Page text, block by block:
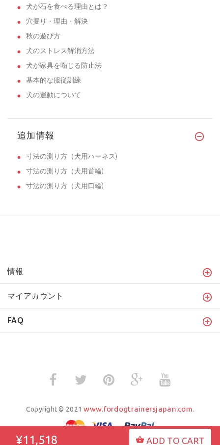
¥11,518 ADD TO CART
犬が石を食べる理由とは？
穴掘り・理由・解決
秋の遊び方
犬のストレス解消方法
犬が家具を噛じる防止法
基本的な服従訓練
犬の運動について
追加情報
寸法の測り方（犬用ハーネス)
寸法の測り方（犬用首輪)
寸法の測り方（犬用口輪)
情報
マイアカウント
FAQ
Copyright © 2021www.fordogtrainersjapan.com.